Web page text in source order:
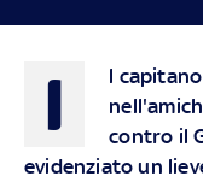
I
l
contro il
evidenziato un